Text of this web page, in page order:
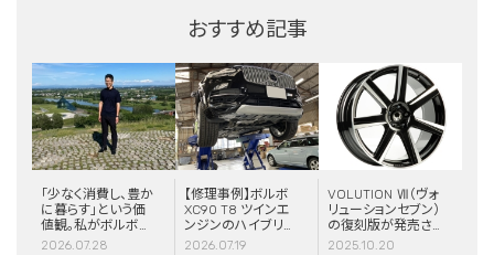
おすすめ記事
「少なく消費し、豊か
に暮らす」という価
値観。私がボルボと
スウェーデンに惹か
2026.07.28
【修理事例】ボルボ
XC90 T8 ツインエ
ンジンのハイブリッ
ドシステム故障・
2026.07.19
VOLUTION Ⅶ（ヴォ
リューションセブン）
の復刻版が発売さ
れました！
2025.10.20